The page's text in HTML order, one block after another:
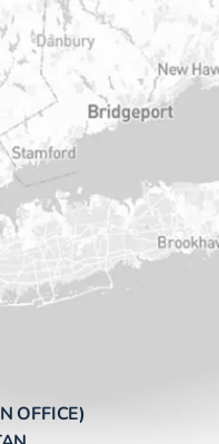
OFFICE)